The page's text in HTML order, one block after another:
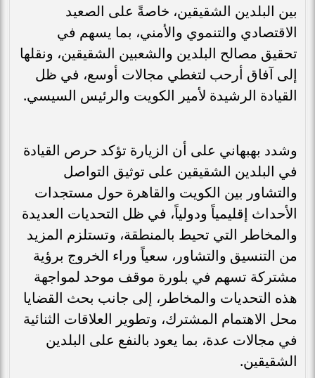
بين البلدين الشقيقين، خاصةً على الصعيد
الاقتصادي والتنموي والأمني، بما يسهم في
تحقيق مصالح البلدين والشعبين الشقيقين، ونقلها
إلى آفاق أرحب لتغطي مجالات أوسع، في ظل
القيادة الرشيدة لأمير الكويت والرئيس السيسي.
وشدد بهبهاني على أن الزيارة تؤكد حرص القيادة
في البلدين الشقيقين على توثيق التواصل
والتشاور بين الكويت والقاهرة حول مستجدات
الأحداث إقليمياً ودولياً، في ظل التحديات العديدة
والمخاطر التي تحيط بالمنطقة، وتستلزم المزيد
من التنسيق والتشاور، سعياً وراء الخروج برؤية
مشتركة تسهم في بلورة موقف موحد لمواجهة
هذه التحديات والمخاطر، إلى جانب بحث القضايا
محل الاهتمام المشترك، وتطوير العلاقات الثنائية
في مجالات عدة، بما يعود بالنفع على البلدين
الشقيقين.